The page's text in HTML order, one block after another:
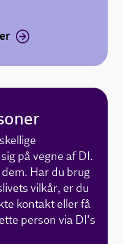
på vegne af DI.
Har du brug
vilkår, er du
kontakt eller få
person via DI's